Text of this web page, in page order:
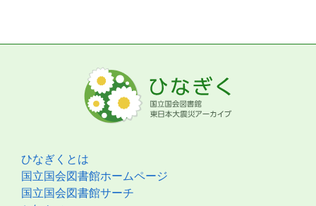
ひなぎくとは
国立国会図書館ホームページ
国立国会図書館サーチ